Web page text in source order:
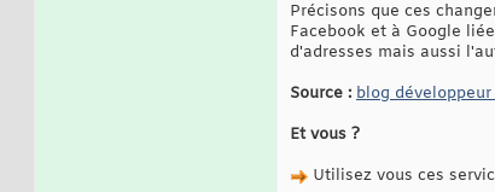
Précisons que ces
Facebook et à Google
d'adresses mais aussi
Source : blog développeur
Et vous ?
Utilisez vous ces